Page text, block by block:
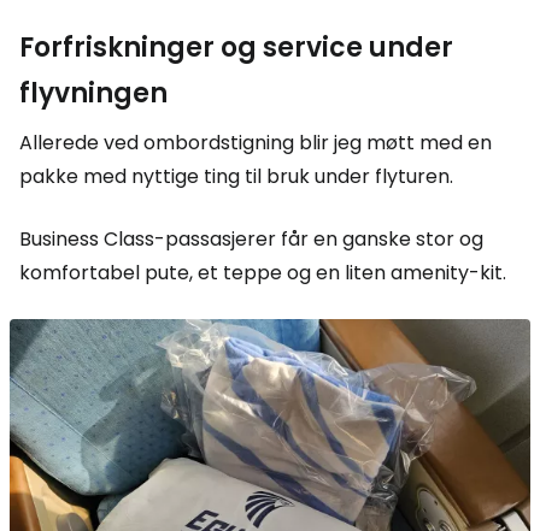
Forfriskninger og service under
flyvningen
Allerede ved ombordstigning blir jeg møtt med en
pakke med nyttige ting til bruk under flyturen.
Business Class-passasjerer får en ganske stor og
komfortabel pute, et teppe og en litenamenity-kit.